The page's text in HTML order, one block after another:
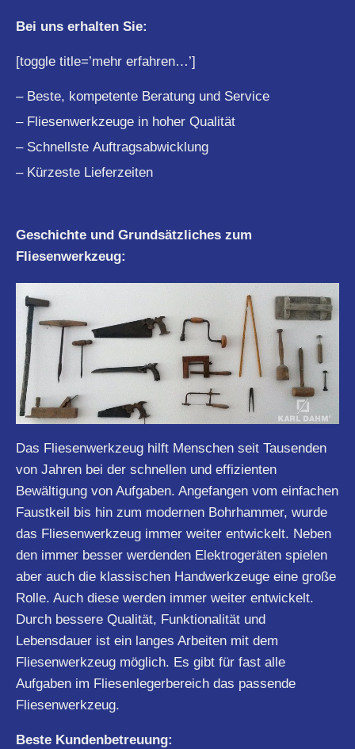
Bei uns erhalten Sie:
[toggle title=’mehr erfahren…’]
– Beste, kompetente Beratung und Service
– Fliesenwerkzeuge in hoher Qualität
– Schnellste Auftragsabwicklung
– Kürzeste Lieferzeiten
Geschichte und Grundsätzliches zum
Fliesenwerkzeug:
Das Fliesenwerkzeug hilft Menschen seit Tausenden
von Jahren bei der schnellen und effizienten
Bewältigung von Aufgaben. Angefangen vom einfachen
Faustkeil bis hin zum modernen Bohrhammer, wurde
das Fliesenwerkzeug immer weiter entwickelt. Neben
den immer besser werdenden Elektrogeräten spielen
aber auch die klassischen Handwerkzeuge eine große
Rolle. Auch diese werden immer weiter entwickelt.
Durch bessere Qualität, Funktionalität und
Lebensdauer ist ein langes Arbeiten mit dem
Fliesenwerkzeug möglich. Es gibt für fast alle
Aufgaben im Fliesenlegerbereich das passende
Fliesenwerkzeug.
Beste Kundenbetreuung: